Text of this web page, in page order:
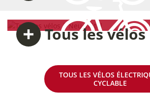
Tousles vélos
TOUS LES VÉLOS
CYCLABLE